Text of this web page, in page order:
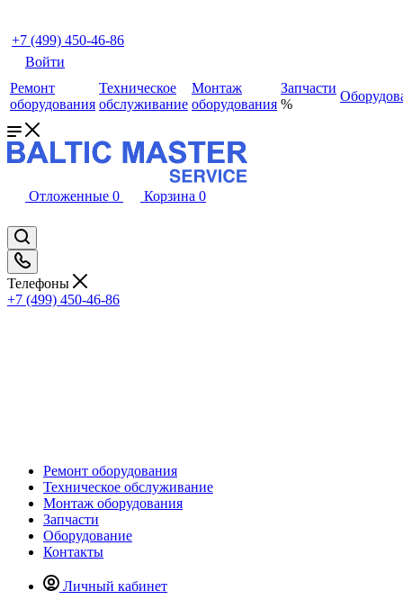
+7 (499) 450-46-86
Войти
Ремонт
оборудования
Техническое
обслуживание
Монтаж
оборудования
Запчасти
%
Отложенные 0 Корзина 0
Телефоны
+7 (499) 450-46-86
Ремонт оборудования
Техническое обслуживание
Монтаж оборудования
Запчасти
Оборудование
Контакты
Личный кабинет